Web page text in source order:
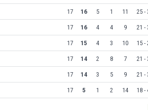
17 16 5 1 11 25 -
17 16 4 4 9 21 -
17 15 4 3 10 15 -
17 14 2 8 7 21 -
17 14 3 5 9 21 -
17 5 1 2 14 18 -